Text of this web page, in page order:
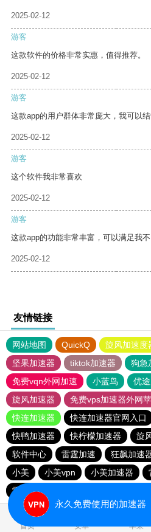
2025-02-12
游客
这款软件的价格非常实惠，值得推荐。
2025-02-12
游客
这款app的用户群体非常庞大，我可以
2025-02-12
游客
这个软件我非常喜欢
2025-02-12
游客
这款app的功能非常丰富，可以满足我不
2025-02-12
友情链接
网站地图 QuickQ 旋风加速度
坚果加速器
tiktok加速器
狗急
免费vqn外网加速
小蓝鸟 优
旋风加速器
免费vps加速器外网
快连加速器
快连加速器官网入口
快鸭加速器
快柠檬加速器 旋
软件中心
雷霆加速 狂飙加速
小美
小美vpn 小美加速器
雷霆加速版ins
首页 安卓 苹果
永久免费使用的加速器